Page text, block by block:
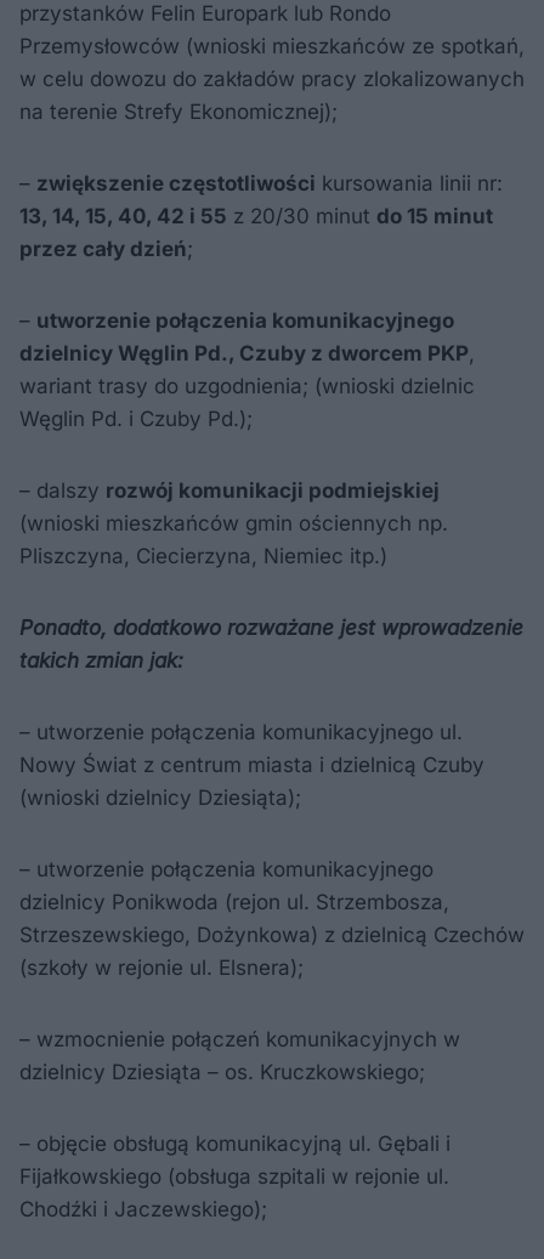
przystanków Felin Europark lub Rondo
Przemysłowców (wnioski mieszkańców ze spotkań,
w celu dowozu do zakładów pracy zlokalizowanych
na terenie Strefy Ekonomicznej);
– zwiększenie częstotliwości kursowania linii nr:
13, 14, 15, 40, 42 i 55 z 20/30 minut do 15 minut
przez cały dzień;
– utworzenie połączenia komunikacyjnego
dzielnicy Węglin Pd., Czuby z dworcem PKP,
wariant trasy do uzgodnienia; (wnioski dzielnic
Węglin Pd. i Czuby Pd.);
– dalszy rozwój komunikacji podmiejskiej
(wnioski mieszkańców gmin ościennych np.
Pliszczyna, Ciecierzyna, Niemiec itp.)
Ponadto, dodatkowo rozważane jest wprowadzenie
takich zmian jak:
– utworzenie połączenia komunikacyjnego ul.
Nowy Świat z centrum miasta i dzielnicą Czuby
(wnioski dzielnicy Dziesiąta);
– utworzenie połączenia komunikacyjnego
dzielnicy Ponikwoda (rejon ul. Strzembosza,
Strzeszewskiego, Dożynkowa) z dzielnicą Czechów
(szkoły w rejonie ul. Elsnera);
– wzmocnienie połączeń komunikacyjnych w
dzielnicy Dziesiąta – os. Kruczkowskiego;
– objęcie obsługą komunikacyjną ul. Gębali i
Fijałkowskiego (obsługa szpitali w rejonie ul.
Chodźki i Jaczewskiego);